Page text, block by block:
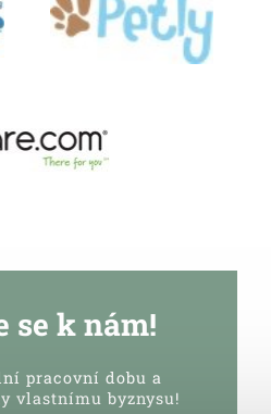
se k nám!
pracovní dobu a
vlastnímu byznysu!